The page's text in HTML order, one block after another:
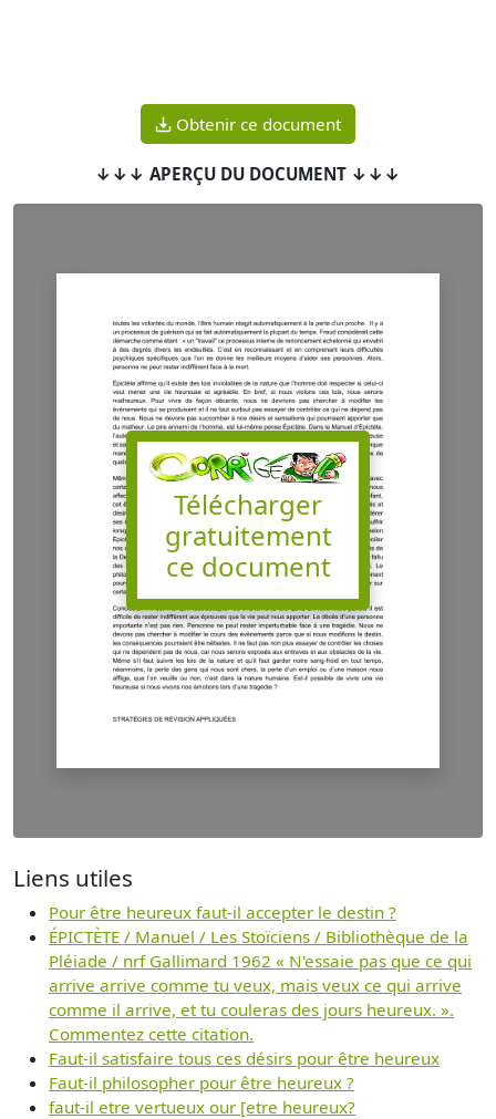
Obtenir ce document
↓↓↓ APERÇU DU DOCUMENT ↓↓↓
Télécharger
gratuitement
ce document
Liens utiles
Pour être heureux faut-il accepter le destin ?
ÉPICTÈTE / Manuel / Les Stoïciens / Bibliothèque de la
Pléiade / nrf Gallimard 1962 « N'essaie pas que ce qui
arrive arrive comme tu veux, mais veux ce qui arrive
comme il arrive, et tu couleras des jours heureux. ».
Commentez cette citation.
Faut-il satisfaire tous ces désirs pour être heureux
Faut-il philosopher pour être heureux ?
faut-il etre vertueux our [etre heureux?